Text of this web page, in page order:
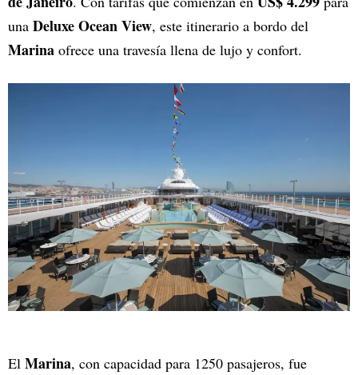
una Deluxe Ocean View, este itinerario a bordo del
Marina ofrece una travesía llena de lujo y confort.
El Marina, con capacidad para 1250 pasajeros, fue